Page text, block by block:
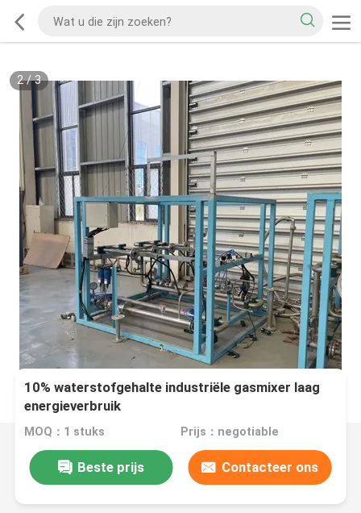
2/3
10% waterstofgehalte industriële gasmixer laag
energieverbruik
MOQ：1 stuks Prijs：negotiable
Beste prijs Contacteer ons